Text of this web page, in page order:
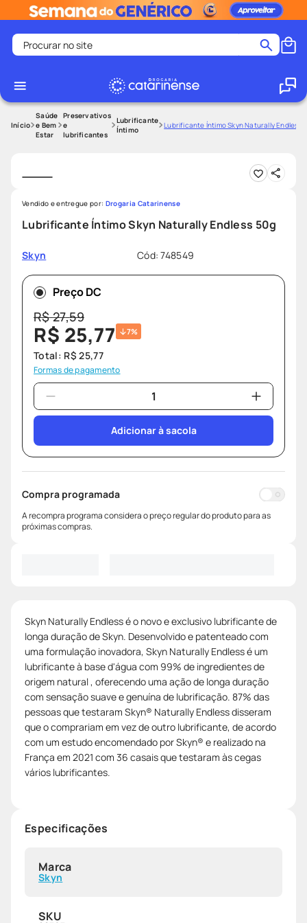
Procurar no site
1
medley
shampoo
5º
ozivy
6º
lenço umedecido
7º
protetor solar
º teste gravidez
Saúde
e Bem
Estar
Preservativos
e
lubrificantes
Lubrificante
Íntimo
Lubrificante Íntimo Skyn Naturally Endless
Lubrificante Íntimo Skyn Naturally Endless 50g
Skyn Cód:748549
Vendido e entregue por: Drogaria Catarinense
Preço DC
R$27,59
R$ 25,77 7%
Total: R$ 25,77
Formas de pagamento
Adicionar à sacola
Compra programada
A recompra programa considera o preço regular do produto para as
próximas compras.
Skyn Naturally Endless é o novo e exclusivo lubrificante de
longa duração de Skyn. Desenvolvido e patenteado com
uma formulação inovadora, Skyn Naturally Endless é um
lubrificante à base d'água com 99% de ingredientes de
origem natural , oferecendo uma ação de longa duração
com sensação suave e genuína de lubrificação. 87% das
pessoas que testaram Skyn® Naturally Endless disseram
que o comprariam em vez de outro lubrificante, de acordo
com um estudo encomendado por Skyn® e realizado na
França em 2021 com 36 casais que testaram às cegas
vários lubrificantes.
Especificações
Marca
Skyn
SKU